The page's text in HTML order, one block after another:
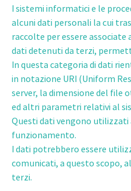
I sistemi informatici e le
alcuni dati personali la cui
raccolte per essere
dati detenuti da terzi,
In questa categoria di dati
in notazione URI (Uniform
server, la dimensione del file
ed altri parametri relativi al
Questi dati vengono
funzionamento.
I dati potrebbero essere
comunicati, a questo scopo,
terzi.